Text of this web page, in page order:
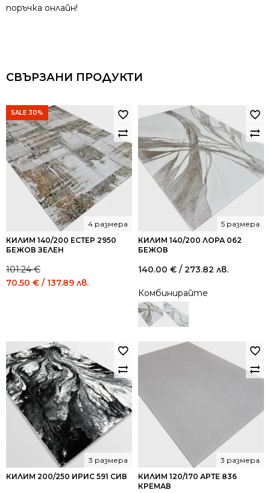
поръчка онлайн!
СВЪРЗАНИ ПРОДУКТИ
SALE 30%
КИЛИМ 140/200 ЕСТЕР 2950
БЕЖОВ ЗЕЛЕН
4 размера
101.24€
Original
198.01
лв..
70.50 € / 137.89 лв.
137.89
лв..
КИЛИМ 140/200 ЛОРА 062
БЕЖОВ
5 размера
140.00 € / 273.82 лв.
Комбинирайте
КИЛИМ 200/250 ИРИС 591 СИВ
3 размера
КИЛИМ 120/170 АРТЕ 836
КРЕМАВ
3 размера